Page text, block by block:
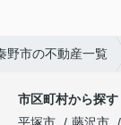
野市の不動産一覧
市区町村から探す